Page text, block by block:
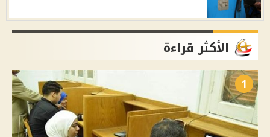
الأكثر قراءة
1